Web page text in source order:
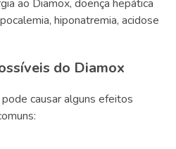
ao Diamox, doença hepática
hiponatremia, acidose
do Diamox
causar alguns efeitos